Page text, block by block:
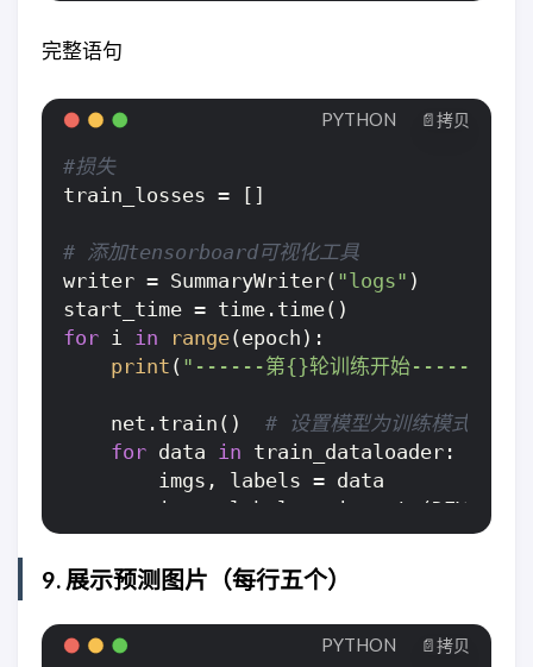
完整语句
#损失
train_losses = []
# 添加tensorboard可视化工具
writer = SummaryWriter( "logs" )
for i in range(epoch):
print ( "------第{}轮训练开始------"
    net.train()
# 设置模型为训练模式，
for data in train_dataloader:
        imgs, labels = data
imgs, labels =
        outputs = net(imgs)
labels = torch.tensor(labels,
        loss = loss_fn(outputs, labels)
        optimizer.zero_grad()
# 梯度清
        loss.backward()
# 反向传播
📄拷贝
PYTHON
9. 展示预测图片（每行五个）
📄拷贝
PYTHON